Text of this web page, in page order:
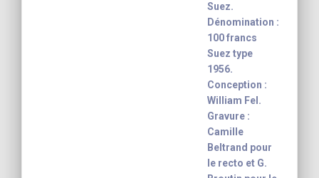
Suez.
Dénomination :
100 francs
Suez type
1956.
Conception :
William Fel.
Gravure :
Camille
Beltrand pour
le recto et G.